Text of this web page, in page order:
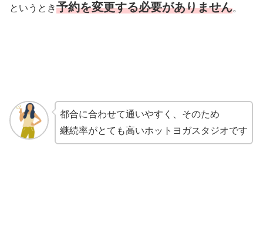
というとき予約を変更する必要がありません。
都合に合わせて通いやすく、そのため
継続率がとても高いホットヨガスタジオです